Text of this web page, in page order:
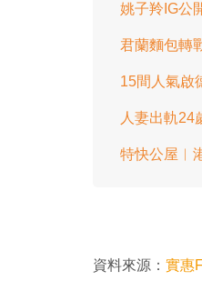
姚子羚IG公
君蘭麵包轉
15間人氣啟
人妻出軌24
特快公屋︱
資料來源： 實惠